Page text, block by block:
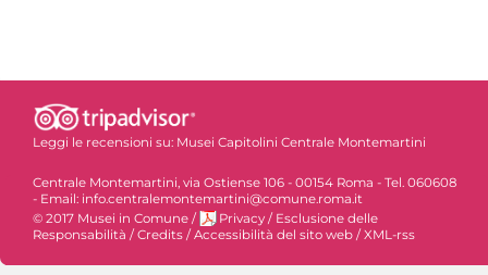
Leggi le recensioni su: Musei Capitolini Centrale Montemartini
Centrale Montemartini, via Ostiense 106 - 00154 Roma - Tel. 060608
- Email: info.centralemontemartini@comune.roma.it
© 2017 Musei in Comune / Privacy / Esclusione delle
Responsabilità /Credits /Accessibilità del sito web /XML-rss